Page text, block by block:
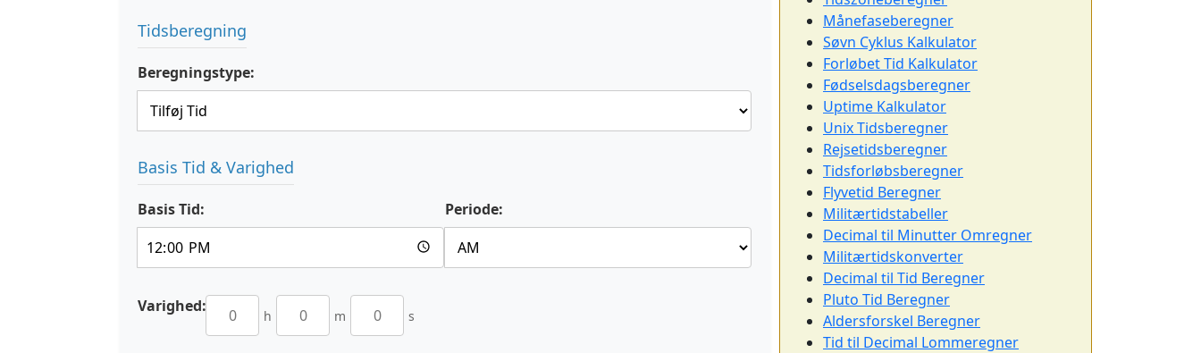
Tidsberegning
Beregningstype:
Basis Tid & Varighed
Basis Tid: Periode:
Varighed: h m s
Månefaseberegner
Søvn Cyklus Kalkulator
Forløbet Tid Kalkulator
Fødselsdagsberegner
Uptime Kalkulator
Unix Tidsberegner
Rejsetidsberegner
Tidsforløbsberegner
Flyvetid Beregner
Militærtidstabeller
Decimal til Minutter Omregner
Militærtidskonverter
Decimal til Tid Beregner
Pluto Tid Beregner
Aldersforskel Beregner
Tid til Decimal Lommeregner